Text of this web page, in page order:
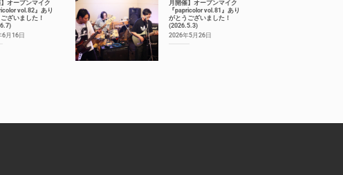
】オープンマイク
vol.82』あり
ざいました！
6月16日
月開催】オープンマイク
『papricolor vol.81』あり
がとうございました！
(2026.5.3)
2026年5月26日